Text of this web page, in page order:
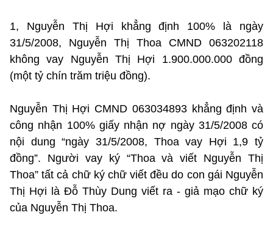
1, Nguyễn Thị Hợi khẳng định 100% là ngày
31/5/2008, Nguyễn Thị Thoa CMND 063202118
không vay Nguyễn Thị Hợi 1.900.000.000 đồng
(một tỷ chín trăm triệu đồng).
Nguyễn Thị Hợi CMND 063034893 khẳng định và
công nhận 100% giấy nhận nợ ngày 31/5/2008 có
nội dung “ngày 31/5/2008, Thoa vay Hợi 1,9 tỷ
đồng”. Người vay ký “Thoa và viết Nguyễn Thị
Thoa” tất cả chữ ký chữ viết đều do con gái Nguyễn
Thị Hợi là Đỗ Thùy Dung viết ra - giả mạo chữ ký
của Nguyễn Thị Thoa.